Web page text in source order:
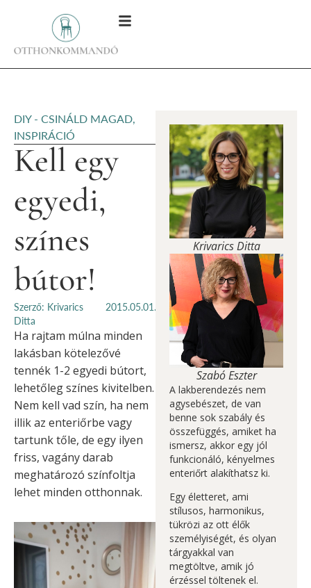
DIY - CSINÁLD MAGAD
INSPIRÁCIÓ
Kell egy
egyedi,
színes
bútor!
Szerző: Krivarics
Ditta
2015.05.01.
Ha rajtam múlna minden
lakásban kötelezővé
tennék 1-2 egyedi bútort,
lehetőleg színes kivitelben.
Nem kell vad szín, ha nem
illik az enteriőrbe vagy
tartunk tőle, de egy ilyen
friss, vagány darab
meghatározó színfoltja
lehet minden otthonnak.
Krivarics Ditta
Szabó Eszter
A lakberendezés nem
agysebészet, de van
benne sok szabály és
összefüggés, amiket ha
ismersz, akkor egy jól
funkcionáló, kényelmes
enteriőrt alakíthatsz ki.
Egy életteret, ami
stílusos, harmonikus,
tükrözi az ott élők
személyiségét, és olyan
tárgyakkal van
megtöltve, amik jó
érzéssel töltenek el.